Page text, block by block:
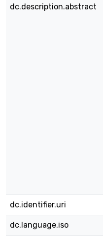
dc.description.abstract
dc.identifier.uri
dc.language.iso